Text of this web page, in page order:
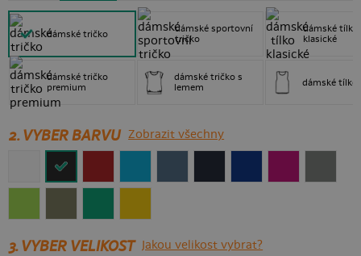
dámské tričko
dámské tričko
premium
dámské sportovní
tričko
dámské tričko s
lemem
dámské tílko
klasické
dámské tílko
2. VYBER BARVU Zobrazit všechny
3.VYBER VELIKOST Jakou velikost vybrat?